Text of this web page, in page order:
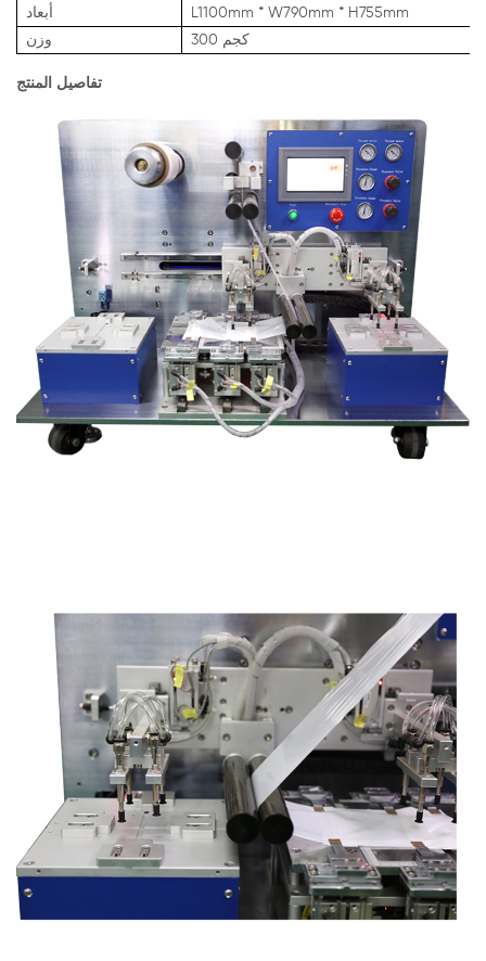
أبعاد
L1100mm * W790mm * H755mm
وزن
300 كجم
تفاصيل المنتج